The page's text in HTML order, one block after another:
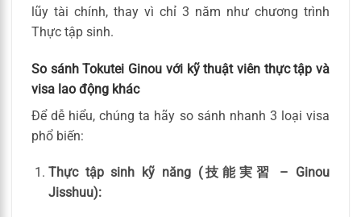
lũy tài chính, thay vì chỉ 3 năm như chương trình
Thực tập sinh.
So sánh Tokutei Ginou với kỹ thuật viên thực tập và
visa lao động khác
Để dễ hiểu, chúng ta hãy so sánh nhanh 3 loại visa
phổ biến:
Thực tập sinh kỹ năng (技能実習 – Ginou
Jisshuu):